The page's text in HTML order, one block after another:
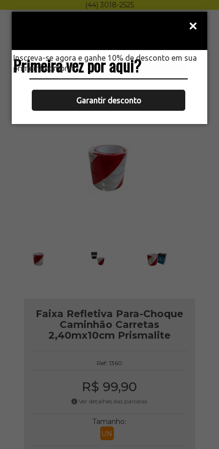
Primeira vez por aqui?
Inscreva-se agora e ganhe 10% de desconto em sua
primeira compra.
Garantir desconto
(44) 3018-2525
Menu
HOME
FAIXA REFLETIVA PARA-CHOQUE
CAMINHÃO CARRETAS 2,40MX10CM
PRISMALITE
Faixa Refletiva Para-Choque
Caminhão Carretas
2,40mx10cm Prismalite
Ref: 1360
R$ 99,90
Ver detalhes das parcelas
Tamanho:
UN